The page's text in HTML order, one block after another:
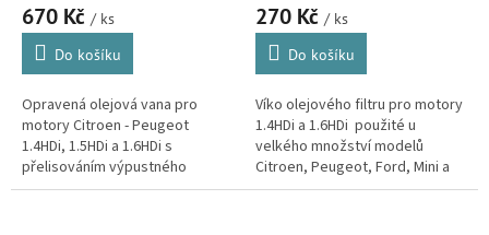
670 Kč / ks
Do košíku
Opravená olejová vana pro
motory Citroen - Peugeot
1.4HDi, 1.5HDi a 1.6HDi s
přelisováním výpustného
šroubu na dně. Tento motor se
270 Kč / ks
Do košíku
Víko olejového filtru pro motory
1.4HDi a 1.6HDi použité u
velkého množství modelů
Citroen, Peugeot, Ford, Mini a
Fiat.